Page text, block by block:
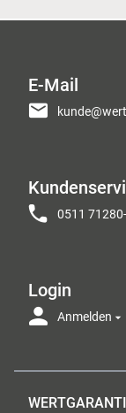
E-Mail
0511
Login
Anmelden